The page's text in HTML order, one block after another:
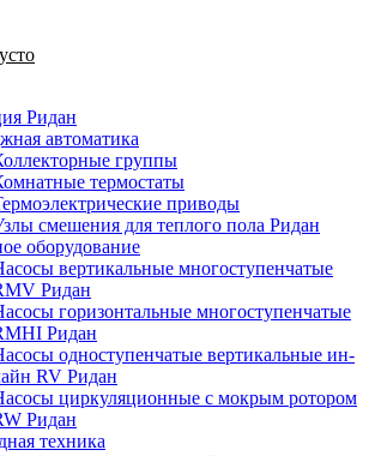
Ридан
автоматика
группы
термостаты
приводы
смешения для теплого пола Ридан
оборудование
вертикальные многоступенчатые
Ридан
горизонтальные многоступенчатые
Ридан
одноступенчатые вертикальные ин-
RV Ридан
циркуляционные с мокрым ротором
Ридан
техника